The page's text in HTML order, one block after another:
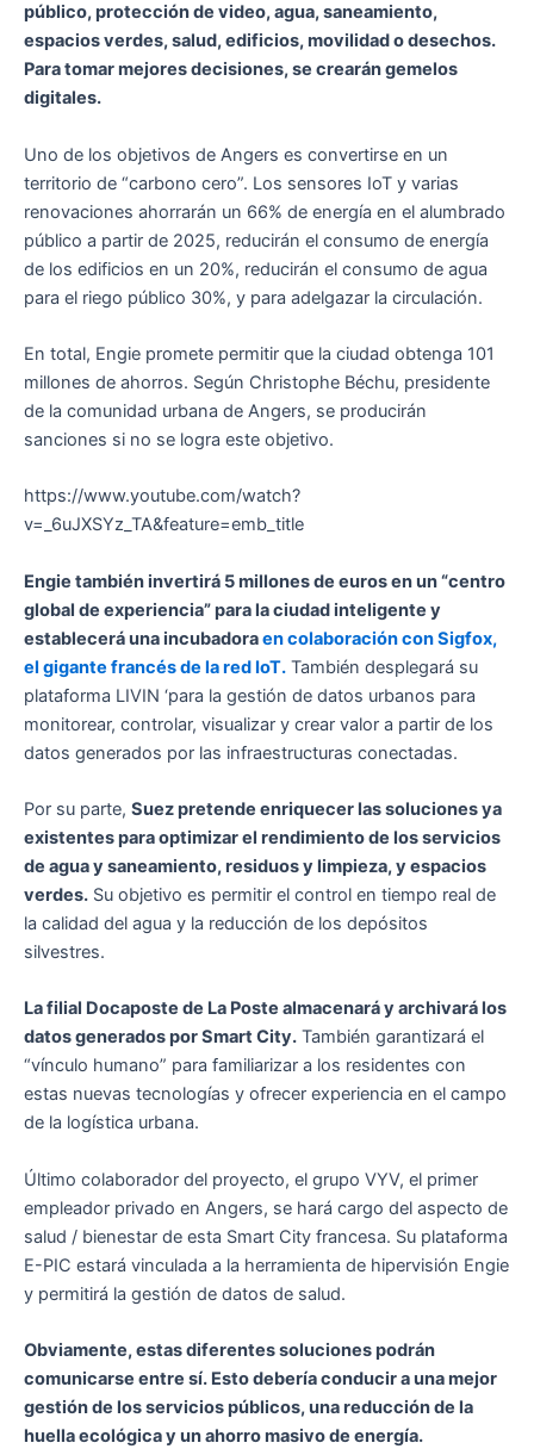
público, protección de video, agua, saneamiento,
espacios verdes, salud, edificios, movilidad o desechos.
Para tomar mejores decisiones, se crearán gemelos
digitales.
Uno de los objetivos de Angers es convertirse en un
territorio de “carbono cero”. Los sensores IoT y varias
renovaciones ahorrarán un 66% de energía en el alumbrado
público a partir de 2025, reducirán el consumo de energía
de los edificios en un 20%, reducirán el consumo de agua
para el riego público 30%, y para adelgazar la circulación.
En total, Engie promete permitir que la ciudad obtenga 101
millones de ahorros. Según Christophe Béchu, presidente
de la comunidad urbana de Angers, se producirán
sanciones si no se logra este objetivo.
https://www.youtube.com/watch?
v=_6uJXSYz_TA&feature=emb_title
Engie también invertirá 5 millones de euros en un “centro
global de experiencia” para la ciudad inteligente y
establecerá una incubadoraen colaboración con Sigfox,
el gigante francés de la red IoT. También desplegará su
plataforma LIVIN ‘para la gestión de datos urbanos para
monitorear, controlar, visualizar y crear valor a partir de los
datos generados por las infraestructuras conectadas.
Por su parte, Suez pretende enriquecer las soluciones ya
existentes para optimizar el rendimiento de los servicios
de agua y saneamiento, residuos y limpieza, y espacios
verdes. Su objetivo es permitir el control en tiempo real de
la calidad del agua y la reducción de los depósitos
silvestres.
La filial Docaposte de La Poste almacenará y archivará los
datos generados por Smart City. También garantizará el
“vínculo humano” para familiarizar a los residentes con
estas nuevas tecnologías y ofrecer experiencia en el campo
de la logística urbana.
Último colaborador del proyecto, el grupo VYV, el primer
empleador privado en Angers, se hará cargo del aspecto de
salud / bienestar de esta Smart City francesa. Su plataforma
E-PIC estará vinculada a la herramienta de hipervisión Engie
y permitirá la gestión de datos de salud.
Obviamente, estas diferentes soluciones podrán
comunicarse entre sí. Esto debería conducir a una mejor
gestión de los servicios públicos, una reducción de la
huella ecológica y un ahorro masivo de energía.